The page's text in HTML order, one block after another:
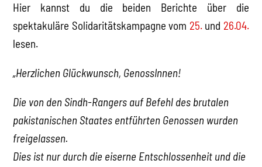
Hier kannst du die beiden Berichte über die
spektakuläre Solidaritätskampagne vom 25. und 26.04.
lesen.
„Herzlichen Glückwunsch, GenossInnen!
Die von den Sindh-Rangers auf Befehl des brutalen
pakistanischen Staates entführten Genossen wurden
freigelassen.
Dies ist nur durch die eiserne Entschlossenheit und die